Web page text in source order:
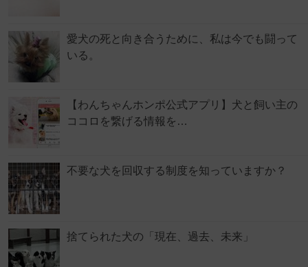
愛犬の死と向き合うために、私は今でも闘って
いる。
【わんちゃんホンポ公式アプリ】犬と飼い主の
ココロを繋げる情報を…
不要な犬を回収する制度を知っていますか？
捨てられた犬の「現在、過去、未来」